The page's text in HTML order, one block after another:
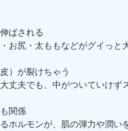
ばされる
お尻・太ももなどがグイっと
）が裂けちゃう
丈夫でも、中がついていけず
関係
ホルモンが、肌の弾力や潤い